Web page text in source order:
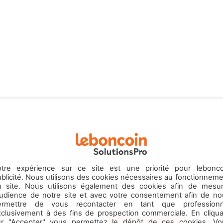
expérience sur ce site est une priorité pour
Nous utilisons des cookies nécessaires au
site. Nous utilisons également des cookies afin de
de notre site et avec votre consentement afin de
de vous recontacter en tant que
à des fins de prospection commerciale. En